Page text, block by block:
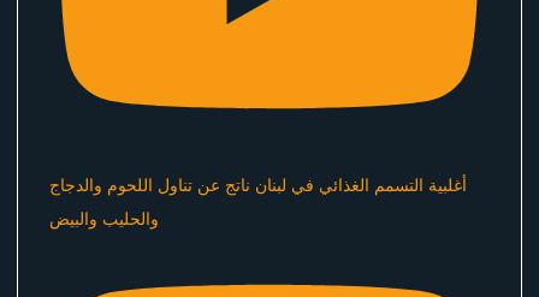
أغلبية التسمم الغذائي في لبنان ناتج عن تناول اللحوم والدجاج
والحليب والبيض